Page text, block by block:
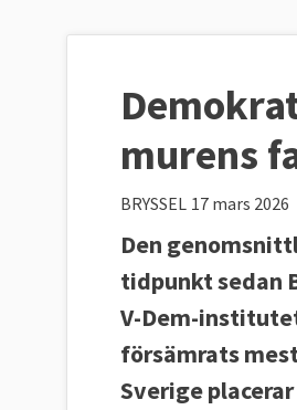
murens
BRYSSEL 17 mars 2026
Den
tidpunkt sedan
V-Dem-
försämrats
Sverige